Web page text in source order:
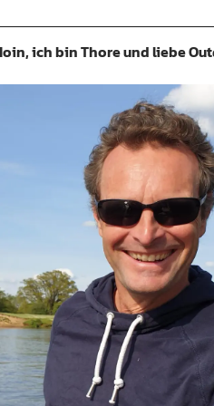
ich bin Thore und liebe